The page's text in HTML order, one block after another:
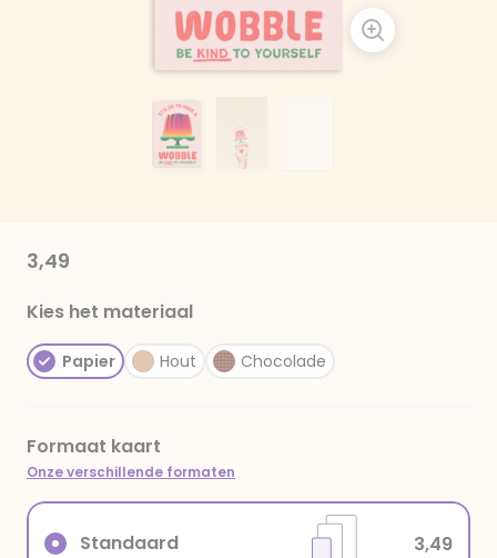
3,49
Kies het materiaal
Papier Hout Chocolade
Formaat kaart
Onze verschillende formaten
Standaard 3,49